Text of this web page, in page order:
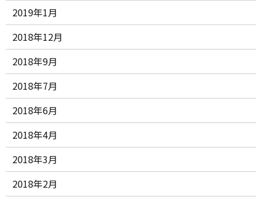
2019年1月
2018年12月
2018年9月
2018年7月
2018年6月
2018年4月
2018年3月
2018年2月